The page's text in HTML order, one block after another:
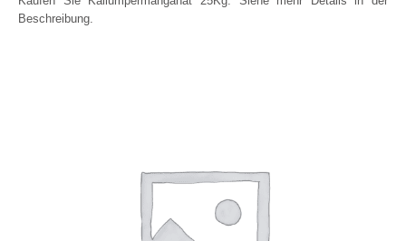
Beschreibung.